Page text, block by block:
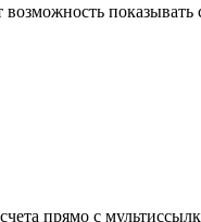
возможность
прямо с